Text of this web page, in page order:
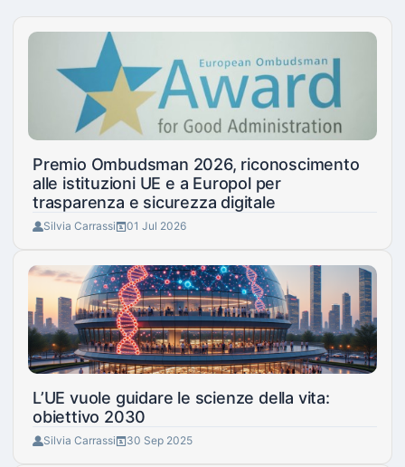
Premio Ombudsman 2026, riconoscimento
alle istituzioni UE e a Europol per
trasparenza e sicurezza digitale
Silvia Carrassi 01 Jul 2026
L’UE vuole guidare le scienze della vita:
obiettivo 2030
Silvia Carrassi 30 Sep 2025